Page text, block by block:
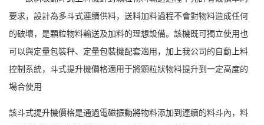
要求，設計為多斗式連續供料，送料加料過程不會對物料造成任何
的破壞，是顆粒物料輸送及加料的理想設備。該機既可獨立使用也
可以與定量包裝秤、定量包裝機配套適用，加上我公司的自動上料
控制系統，斗式提升機價格適用于將顆粒狀物料提升到一定高度的
場合使用
該斗式提升機價格是通過電磁振動將物料添加到連續的料斗內，料